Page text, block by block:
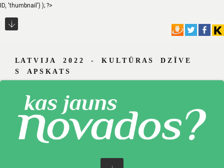
ID, 'thumbnail') ); ?>
L A T V I J A 2 0 2 2 - K U L T Ū R A S D Z Ī V E
S A P S K A T S